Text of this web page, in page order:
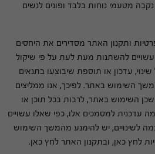
מטעמי נוחות בלבד ופונים לנשים
ותקנון האתר מסדירים את היחסים
להשתנות מעת לעת על פי שיקול
עדכון או תוספת שיבוצעו בתנאים
השימוש באתר. לפיכך, אנו ממליצים
השימוש באתר, לרבות בכל תוכן או
עדכנית למסמכים אלו, כפי שאלו עשויים
לשינויים, יש להימנע מהמשך השימוש
לחץ כאן, ובתקנון האתר לחץ כאן.